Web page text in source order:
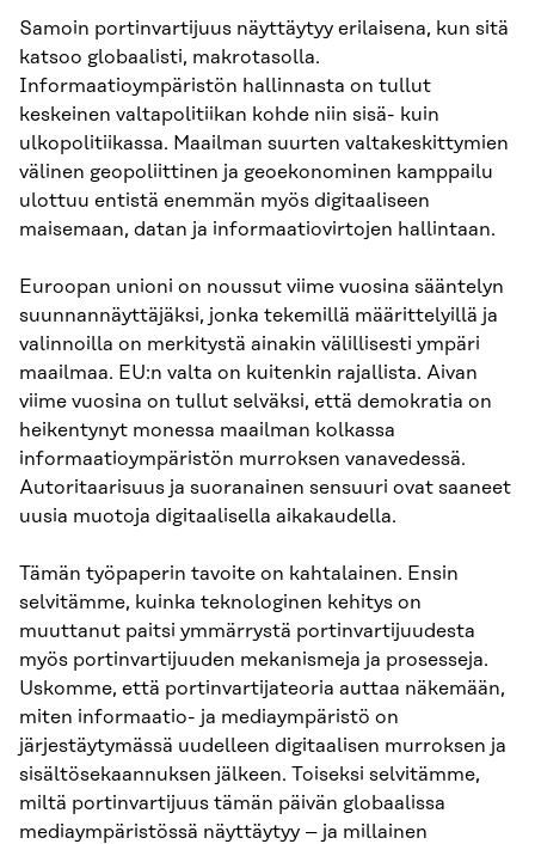
Samoin portinvartijuus näyttäytyy erilaisena, kun sitä
katsoo globaalisti, makrotasolla.
Informaatioympäristön hallinnasta on tullut
keskeinen valtapolitiikan kohde niin sisä- kuin
ulkopolitiikassa. Maailman suurten valtakeskittymien
välinen geopoliittinen ja geoekonominen kamppailu
ulottuu entistä enemmän myös digitaaliseen
maisemaan, datan ja informaatiovirtojen hallintaan.
Euroopan unioni on noussut viime vuosina sääntelyn
suunnannäyttäjäksi, jonka tekemillä määrittelyillä ja
valinnoilla on merkitystä ainakin välillisesti ympäri
maailmaa. EU:n valta on kuitenkin rajallista. Aivan
viime vuosina on tullut selväksi, että demokratia on
heikentynyt monessa maailman kolkassa
informaatioympäristön murroksen vanavedessä.
Autoritaarisuus ja suoranainen sensuuri ovat saaneet
uusia muotoja digitaalisella aikakaudella.
Tämän työpaperin tavoite on kahtalainen. Ensin
selvitämme, kuinka teknologinen kehitys on
muuttanut paitsi ymmärrystä portinvartijuudesta
myös portinvartijuuden mekanismeja ja prosesseja.
Uskomme, että portinvartijateoria auttaa näkemään,
miten informaatio- ja mediaympäristö on
järjestäytymässä uudelleen digitaalisen murroksen ja
sisältösekaannuksen jälkeen. Toiseksi selvitämme,
miltä portinvartijuus tämän päivän globaalissa
mediaympäristössä näyttäytyy – ja millainen